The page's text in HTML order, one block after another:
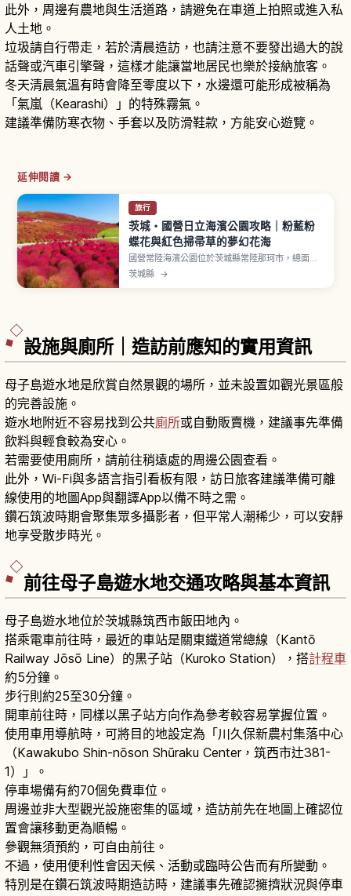
此外，周邊有農地與生活道路，請避免在車道上拍照或進入私
人土地。
垃圾請自行帶走，若於清晨造訪，也請注意不要發出過大的說
話聲或汽車引擎聲，這樣才能讓當地居民也樂於接納旅客。
冬天清晨氣溫有時會降至零度以下，水邊還可能形成被稱為
「氣嵐（Kearashi）」的特殊霧氣。
建議準備防寒衣物、手套以及防滑鞋款，方能安心遊覽。
延伸閱讀 →
旅行
茨城・國營日立海濱公園攻略｜粉藍粉
蝶花與紅色掃帚草的夢幻花海
國營常陸海濱公園位於茨城縣常陸那珂市，總面積
約350公頃，開園面積約215公頃。春季（4月中旬
茨城縣 →
設施與廁所｜造訪前應知的實用資訊
母子島遊水地是欣賞自然景觀的場所，並未設置如觀光景區般
的完善設施。
遊水地附近不容易找到公共廁所或自動販賣機，建議事先準備
飲料與輕食較為安心。
若需要使用廁所，請前往稍遠處的周邊公園查看。
此外，Wi-Fi與多語言指引看板有限，訪日旅客建議準備可離
線使用的地圖App與翻譯App以備不時之需。
鑽石筑波時期會聚集眾多攝影者，但平常人潮稀少，可以安靜
地享受散步時光。
前往母子島遊水地交通攻略與基本資訊
母子島遊水地位於茨城縣筑西市飯田地內。
搭乘電車前往時，最近的車站是關東鐵道常總線（Kantō
Railway Jōsō Line）的黑子站（Kuroko Station），搭計程車
約5分鐘。
步行則約25至30分鐘。
開車前往時，同樣以黑子站方向作為參考較容易掌握位置。
使用車用導航時，可將目的地設定為「川久保新農村集落中心
（Kawakubo Shin-nōson Shūraku Center，筑西市辻381-
1）」。
停車場備有約70個免費車位。
周邊並非大型觀光設施密集的區域，造訪前先在地圖上確認位
置會讓移動更為順暢。
參觀無須預約，可自由前往。
不過，使用便利性會因天候、活動或臨時公告而有所變動。
特別是在鑽石筑波時期造訪時，建議事先確認擁擠狀況與停車